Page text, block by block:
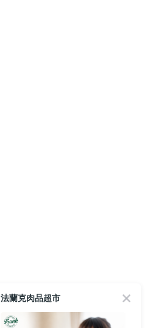
法蘭克肉品超市